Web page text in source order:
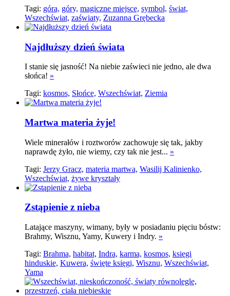
Tagi: góra, góry, magiczne miejsce, symbol, świat,
Wszechświat, zaświaty, Zuzanna Grębecka
Najdłuższy dzień świata
I stanie się jasność! Na niebie zaświeci nie jedno, ale dwa
słońca! »
Tagi: kosmos, Słońce, Wszechświat, Ziemia
Martwa materia żyje!
Wiele minerałów i roztworów zachowuje się tak, jakby
naprawdę żyło, nie wiemy, czy tak nie jest... »
Tagi: Jerzy Gracz, materia martwa, Wasilij Kalinienko,
Wszechświat, żywe kryształy
Zstąpienie z nieba
Latające maszyny, wimany, były w posiadaniu pięciu bóstw:
Brahmy, Wisznu, Yamy, Kuwery i Indry. »
Tagi: Brahma, habitat, Indra, karma, kosmos, księgi
hinduskie, Kuwera, święte księgi, Wisznu, Wszechświat,
Yama